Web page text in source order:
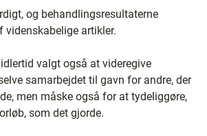
og behandlingsresultaterne
artikler.
valgt også at videregive
samarbejdet til gavn for andre, der
men måske også for at tydeliggøre,
som det gjorde.